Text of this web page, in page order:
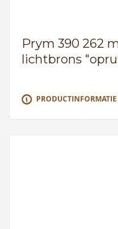
Prym 390 262
lichtbrons
PRODUCTINFORMATIE